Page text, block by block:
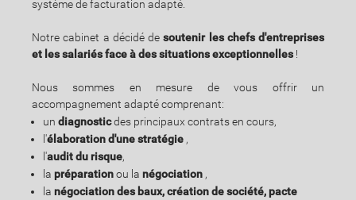
système de facturation adapté.
Notre cabinet a décidé de soutenir les chefs d'entreprises
et les salariés face à des situations exceptionnelles!
Nous sommes en mesure de vous offrir un
accompagnement adapté comprenant:
un diagnosticdes principaux contrats en cours,
l'élaboration d'une stratégie ,
l'audit du risque,
la préparationou la négociation ,
la négociation des baux,création de société, pacte